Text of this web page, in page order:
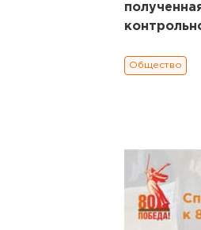
Общество